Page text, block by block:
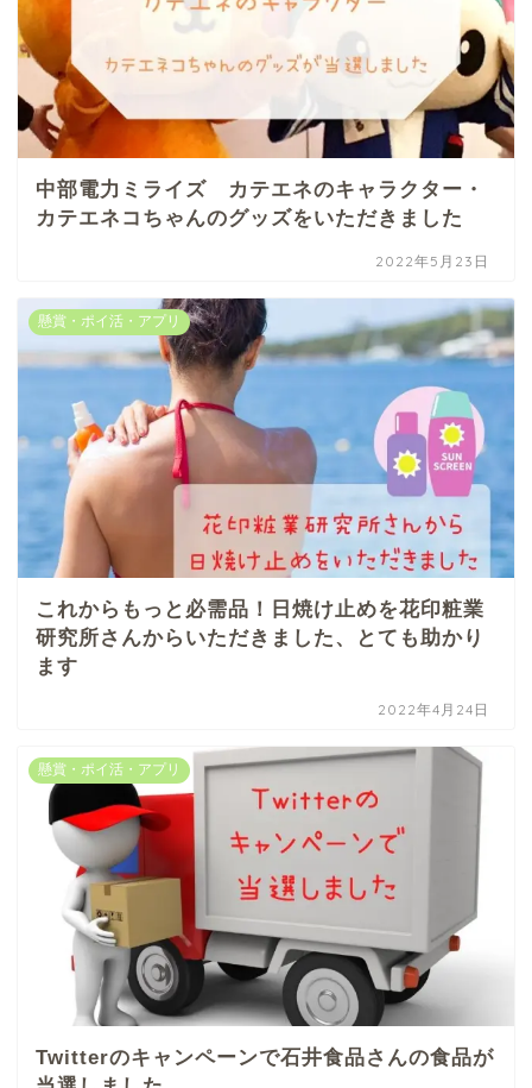
中部電力ミライズ カテエネのキャラクター・
カテエネコちゃんのグッズをいただきました
2022年5月23日
懸賞・ポイ活・アプリ
これからもっと必需品！日焼け止めを花印粧業
研究所さんからいただきました、とても助かり
ます
2022年4月24日
懸賞・ポイ活・アプリ
Twitterのキャンペーンで石井食品さんの食品が